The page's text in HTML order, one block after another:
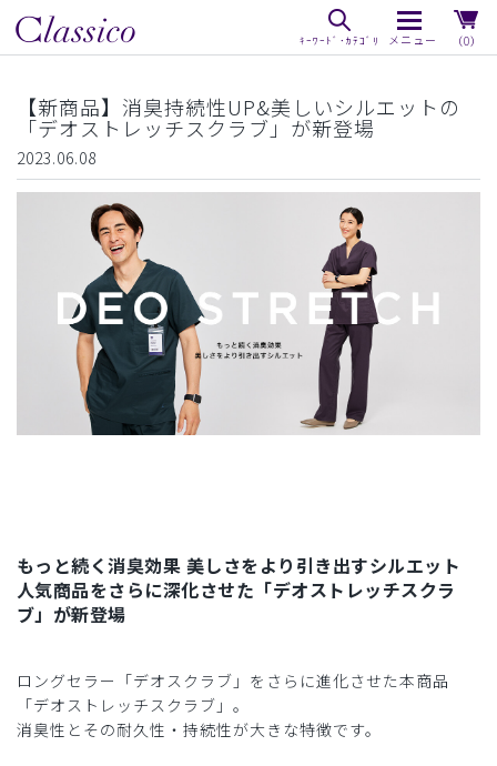
（0）
【新商品】消臭持続性UP&美しいシルエットの
「デオストレッチスクラブ」が新登場
2023.06.08
もっと続く消臭効果 美しさをより引き出すシルエット
人気商品をさらに深化させた「デオストレッチスクラ
ブ」が新登場
ロングセラー「デオスクラブ」をさらに進化させた本商品
「デオストレッチスクラブ」。
消臭性とその耐久性・持続性が大きな特徴です。